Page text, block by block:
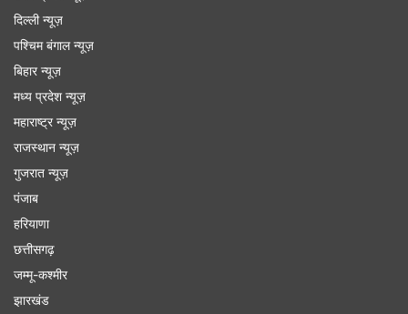
यहां देखें वायरल वीडियो
दिल्ली न्यूज़
पश्चिम बंगाल न्यूज़
बिहार न्यूज़
मध्य प्रदेश न्यूज़
महाराष्ट्र न्यूज़
राजस्थान न्यूज़
गुजरात न्यूज़
पंजाब
हरियाणा
छत्तीसगढ़
जम्मू-कश्मीर
झारखंड